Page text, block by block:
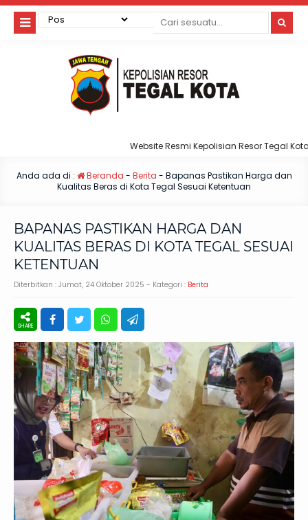
Website Resmi Kepolisian Resor Tegal Kota
Anda ada di : Beranda - Berita - Bapanas Pastikan Harga dan
Kualitas Beras di Kota Tegal Sesuai Ketentuan
BAPANAS PASTIKAN HARGA DAN
KUALITAS BERAS DI KOTA TEGAL SESUAI
KETENTUAN
Diterbitkan : Jumat, 24 Oktober 2025 - Kategori : Berita